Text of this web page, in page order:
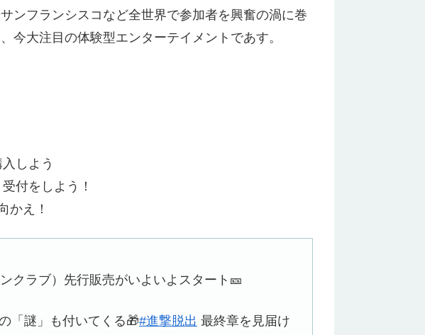
ンフランシスコなど全世界で参加者を興奮の渦に巻
今大注目の体験型エンターテイメントであす。
しよう
付をしよう！
かえ！
クラブ）先行販売がいよいよスタート🎫
「謎」も付いてくる🎁#進撃脱出 最終章を見届け